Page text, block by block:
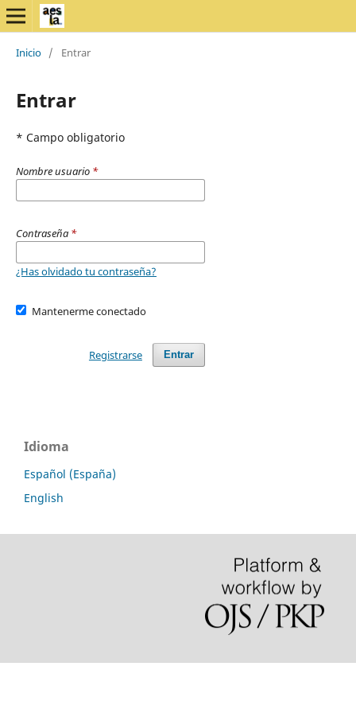
Inicio / Entrar
Entrar
* Campo obligatorio
Nombre usuario *
Contraseña *
¿Has olvidado tu contraseña?
Mantenerme conectado
Entrar
Registrarse
Idioma
Español (España)
English